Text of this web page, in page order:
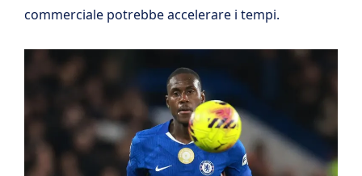
commerciale potrebbe accelerare i tempi.